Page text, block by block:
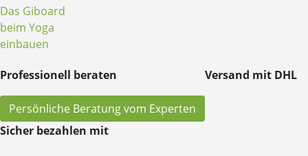
Das Giboard
beim Yoga
einbauen
Professionell beraten
Persönliche Beratung vom Experten
Versand mit DHL
Sicher bezahlen mit